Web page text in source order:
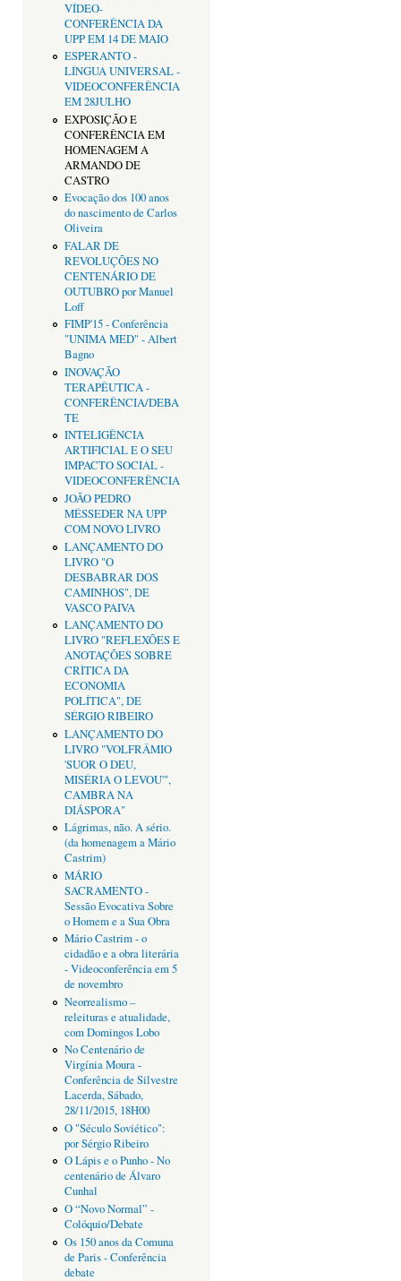
VÍDEO-
CONFERÊNCIA DA
UPP EM 14 DE MAIO
ESPERANTO -
LÍNGUA UNIVERSAL -
VIDEOCONFERÊNCIA
EM 28JULHO
EXPOSIÇÃO E
CONFERÊNCIA EM
HOMENAGEM A
ARMANDO DE
CASTRO
Evocação dos 100 anos
do nascimento de Carlos
Oliveira
FALAR DE
REVOLUÇÕES NO
CENTENÁRIO DE
OUTUBRO por Manuel
Loff
FIMP'15 - Conferência
"UNIMA MED" - Albert
Bagno
INOVAÇÃO
TERAPÊUTICA -
CONFERÊNCIA/DEBA
TE
INTELIGÊNCIA
ARTIFICIAL E O SEU
IMPACTO SOCIAL -
VIDEOCONFERÊNCIA
JOÃO PEDRO
MÉSSEDER NA UPP
COM NOVO LIVRO
LANÇAMENTO DO
LIVRO "O
DESBABRAR DOS
CAMINHOS", DE
VASCO PAIVA
LANÇAMENTO DO
LIVRO "REFLEXÕES E
ANOTAÇÕES SOBRE
CRÌTICA DA
ECONOMIA
POLÍTICA", DE
SÉRGIO RIBEIRO
LANÇAMENTO DO
LIVRO "VOLFRÂMIO
'SUOR O DEU,
MISÉRIA O LEVOU'",
CAMBRA NA
DIÁSPORA"
Lágrimas, não. A sério.
(da homenagem a Mário
Castrim)
MÁRIO
SACRAMENTO -
Sessão Evocativa Sobre
o Homem e a Sua Obra
Mário Castrim - o
cidadão e a obra literária
- Videoconferência em 5
de novembro
Neorrealismo –
releituras e atualidade,
com Domingos Lobo
No Centenário de
Virgínia Moura -
Conferência de Silvestre
Lacerda, Sábado,
28/11/2015, 18H00
O "Século Soviético":
por Sérgio Ribeiro
O Lápis e o Punho - No
centenário de Álvaro
Cunhal
O “Novo Normal” -
Colóquio/Debate
Os 150 anos da Comuna
de Paris - Conferência
debate